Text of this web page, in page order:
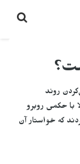
روند
با حکمی روبرو
که خواستار آن